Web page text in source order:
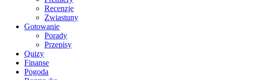
Recenzje
Zwiastuny
Gotowanie
Porady
Przepisy
Quizy
Finanse
Pogoda